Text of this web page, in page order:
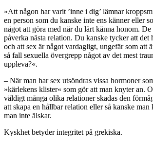
»Att någon har varit ’inne i dig’ lämnar
en person som du kanske inte ens känner eller
något att göra med när du lärt känna honom. De
påverka nästa relation. Du kanske tycker att det
och att sex är något vardagligt, ungefär som att
så fall sexuella övergrepp något av det mest
uppleva?«.
– När man har sex utsöndras vissa hormoner
»kärlekens klister« som gör att man knyter an.
väldigt många olika relationer skadas den
att skapa en hållbar relation eller så kanske
man inte älskar.
Kyskhet betyder integritet på grekiska.